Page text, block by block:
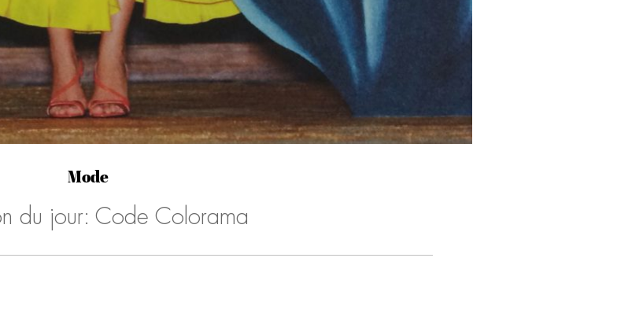
Mode
du jour: Code Colorama